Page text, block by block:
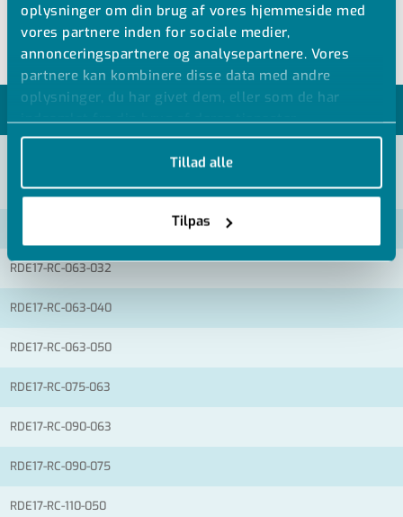
oplysninger om din brug af vores hjemmeside med
vores partnere inden for sociale medier,
annonceringspartnere og analysepartnere. Vores
partnere kan kombinere disse data med andre
oplysninger, du har givet dem, eller som de har
indsamlet fra din brug af deres tjenester.
Tillad alle
Tilpas
EN12201, Nordic Polymark, DK-VAND
MODELLER
RDE17-RC-063-032
RDE17-RC-063-040
RDE17-RC-063-050
RDE17-RC-075-063
RDE17-RC-090-063
RDE17-RC-090-075
RDE17-RC-110-050